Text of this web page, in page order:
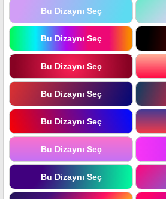
Bu Dizaynı Seç
Bu Dizaynı Seç
Bu Dizaynı Seç
Bu Dizaynı Seç
Bu Dizaynı Seç
Bu Dizaynı Seç
Bu Dizaynı Seç